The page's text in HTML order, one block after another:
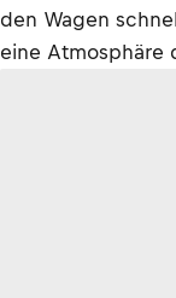
den Wagen
eine Atmosphäre